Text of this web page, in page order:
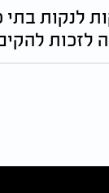
לנקות בתי
לזכות